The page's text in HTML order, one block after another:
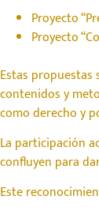
Proyecto
Proyecto
Estas
contenidos y
como derecho y
La participación
confluyen para
Este